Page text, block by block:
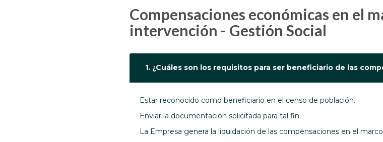
Compensaciones económicas en el marco de proyectos de
intervención - Gestión Social
1. ¿Cuáles son los requisitos para ser beneficiario de las
Estar reconocido como beneficiario en el censo de población.
Enviar la documentación solicitada para tal fin.
La Empresa genera la liquidación de las compensaciones en el